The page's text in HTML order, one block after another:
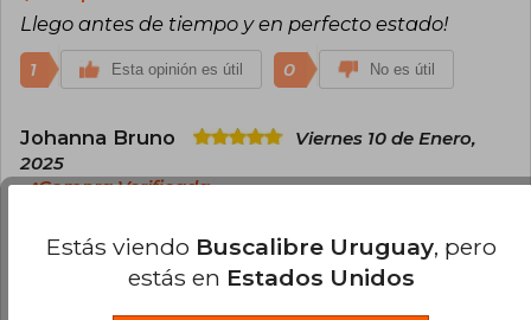
Llego antes de tiempo y en perfecto estado!
1 Esta opinión es útil 0 No es útil
Johanna Bruno
Viernes 10 de Enero,
2025
Compra Verificada
muy bello
Esta opinión es útil 0 No es útil
Estás viendo Buscalibre Uruguay, pero
estás en Estados Unidos